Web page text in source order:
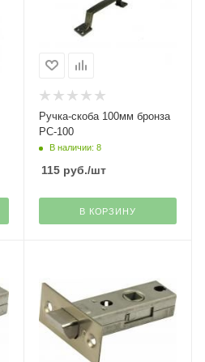
Ручка-скоба 100мм бронза
РС-100
В наличии: 8
115руб./шт
В КОРЗИНУ